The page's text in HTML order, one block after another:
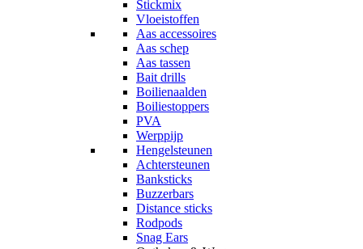
Stickmix
Vloeistoffen
Aas accessoires
Aas schep
Aas tassen
Bait drills
Boilienaalden
Boiliestoppers
PVA
Werppijp
Hengelsteunen
Achtersteunen
Banksticks
Buzzerbars
Distance sticks
Rodpods
Snag Ears